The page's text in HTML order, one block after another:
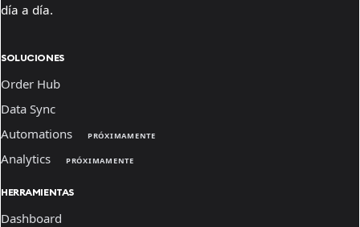
día a día.
SOLUCIONES
Order Hub
Data Sync
Automations
PRÓXIMAMENTE
Analytics PRÓXIMAMENTE
HERRAMIENTAS
Dashboard